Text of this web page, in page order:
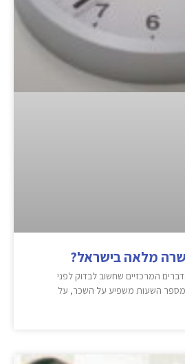
מלאה בישראל?
המרכזיים שחשוב לבדוק לפני
השעות משפיע על השכר, על